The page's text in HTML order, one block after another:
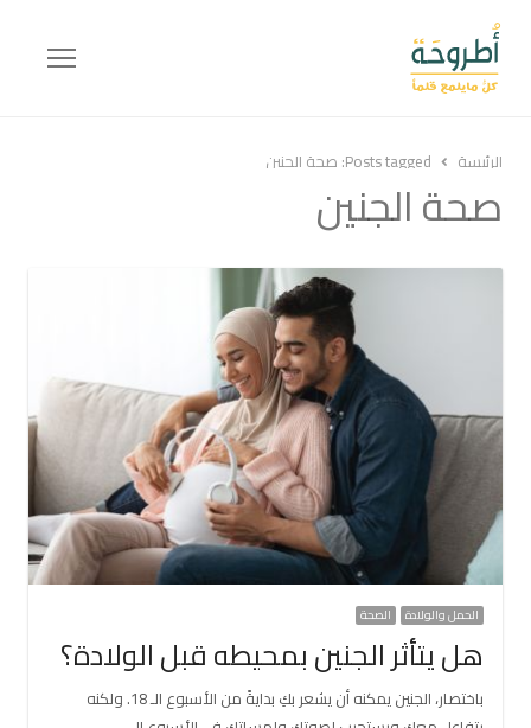
Menu
الرئيسة Posts tagged: صحة الجنين
صحة الجنين
الحمل والولادة الصحة
هل يتأثر الجنين بمحيطه قبل الولادة؟
باختصار، الجنين يمكنه أن يشعر بكِ بدايةً من الأسبوع الـ 18. ولكنه